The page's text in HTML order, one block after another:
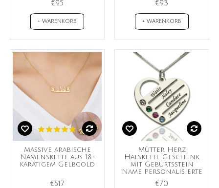
€95
+ WARENKORB
€93
+ WARENKORB
Massive arabische
Namenskette aus 18-
karätigem Gelbgold
€517
Mütter Herz
Halskette Geschenk
mit Geburtsstein
Name Personalisierte
€70